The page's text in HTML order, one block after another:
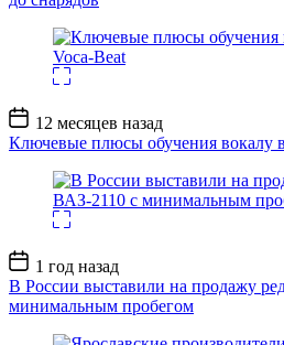
Дата
записи
12 месяцев назад
Ключевые плюсы обучения вокалу
Дата
записи
1 год назад
В России выставили на продажу
минимальным пробегом